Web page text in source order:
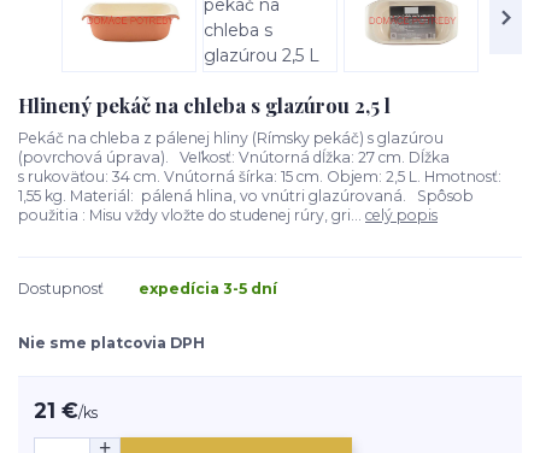
Hlinený pekáč na chleba s glazúrou 2,5 l
Pekáč na chleba z pálenej hliny (Rímsky pekáč) s glazúrou
(povrchová úprava). Veľkosť: Vnútorná dĺžka: 27 cm. Dĺžka
s rukoväťou: 34 cm. Vnútorná šírka: 15 cm. Objem: 2,5 L. Hmotnosť:
1,55 kg. Materiál: pálená hlina, vo vnútri glazúrovaná. Spôsob
použitia : Misu vždy vložte do studenej rúry, gri... celý popis
Dostupnosť expedícia 3-5 dní
Nie sme platcovia DPH
21 €/ks